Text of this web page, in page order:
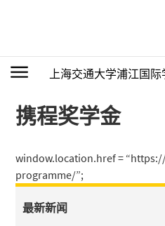
上海交通大学浦江国际
携程奖学金
window.location.href =
programme/”;
最新新闻